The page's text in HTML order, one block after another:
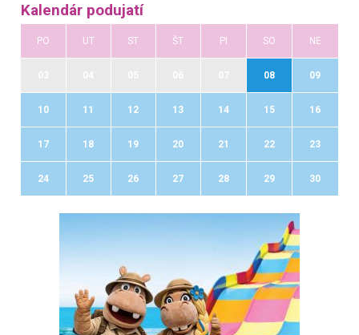
Kalendár podujatí
PO UT ST ŠT PI SO NE
08 09
10 11 12 13 14 15 16
17 18 19 20 21 22 23
24 25 26 27 28 29 30